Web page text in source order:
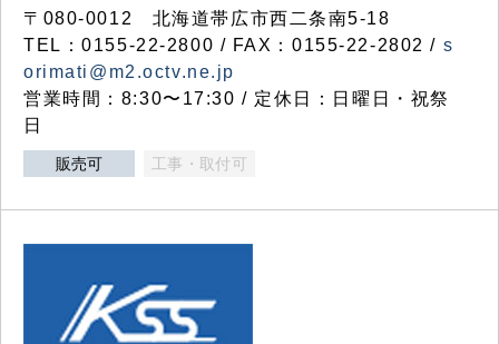
〒080-0012 北海道帯広市西二条南5-18
TEL：0155-22-2800 / FAX：0155-22-2802 / s
orimati@m2.octv.ne.jp
営業時間：8:30〜17:30 / 定休日：日曜日・祝祭
日
販売可 工事・取付可